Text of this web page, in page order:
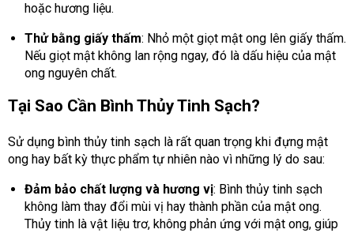
hoặc hương liệu.
Thử bằng giấy thấm: Nhỏ một giọt mật ong lên giấy thấm.
Nếu giọt mật không lan rộng ngay, đó là dấu hiệu của mật
ong nguyên chất.
Tại Sao Cần Bình Thủy Tinh Sạch?
Sử dụng bình thủy tinh sạch là rất quan trọng khi đựng mật
ong hay bất kỳ thực phẩm tự nhiên nào vì những lý do sau:
Đảm bảo chất lượng và hương vị: Bình thủy tinh sạch
không làm thay đổi mùi vị hay thành phần của mật ong.
Thủy tinh là vật liệu trơ, không phản ứng với mật ong, giúp